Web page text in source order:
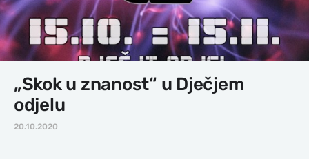
„Skok u znanost“ u Dječjem
odjelu
20.10.2020